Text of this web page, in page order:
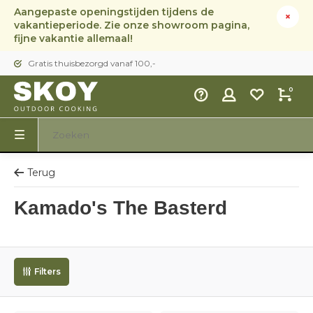
Aangepaste openingstijden tijdens de
vakantieperiode. Zie onze showroom pagina,
fijne vakantie allemaal!
Gratis thuisbezorgd vanaf 100,-
0
Terug
Kamado's The Basterd
Filters